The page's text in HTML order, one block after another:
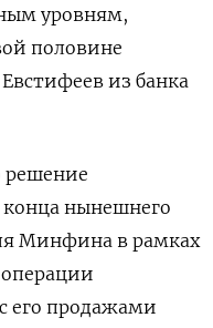
уровням,
половине
из банка
решение
конца нынешнего
Минфина в рамках
его продажами